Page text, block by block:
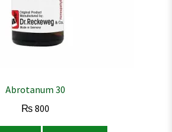
Abrotanum 30
₨ 800